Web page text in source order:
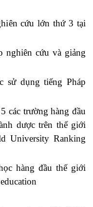
cứu lớn thứ 3 tại
nghiên cứu và giảng
sử dụng tiếng Pháp
các trường hàng đầu
dược trên thế giới
University Ranking
hàng đầu thế giới